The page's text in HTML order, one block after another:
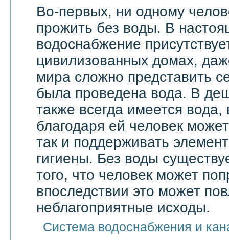
Во-первых, ни одному
прожить без воды. В
водоснабжение
цивилизованных домах,
мира сложно представить
была проведена вода. В
также всегда имеется
благодаря ей человек
так и поддерживать
гигиены. Без воды
того, что человек может
впоследствии это может
неблагоприятные исходы.
Система водоснабжения и